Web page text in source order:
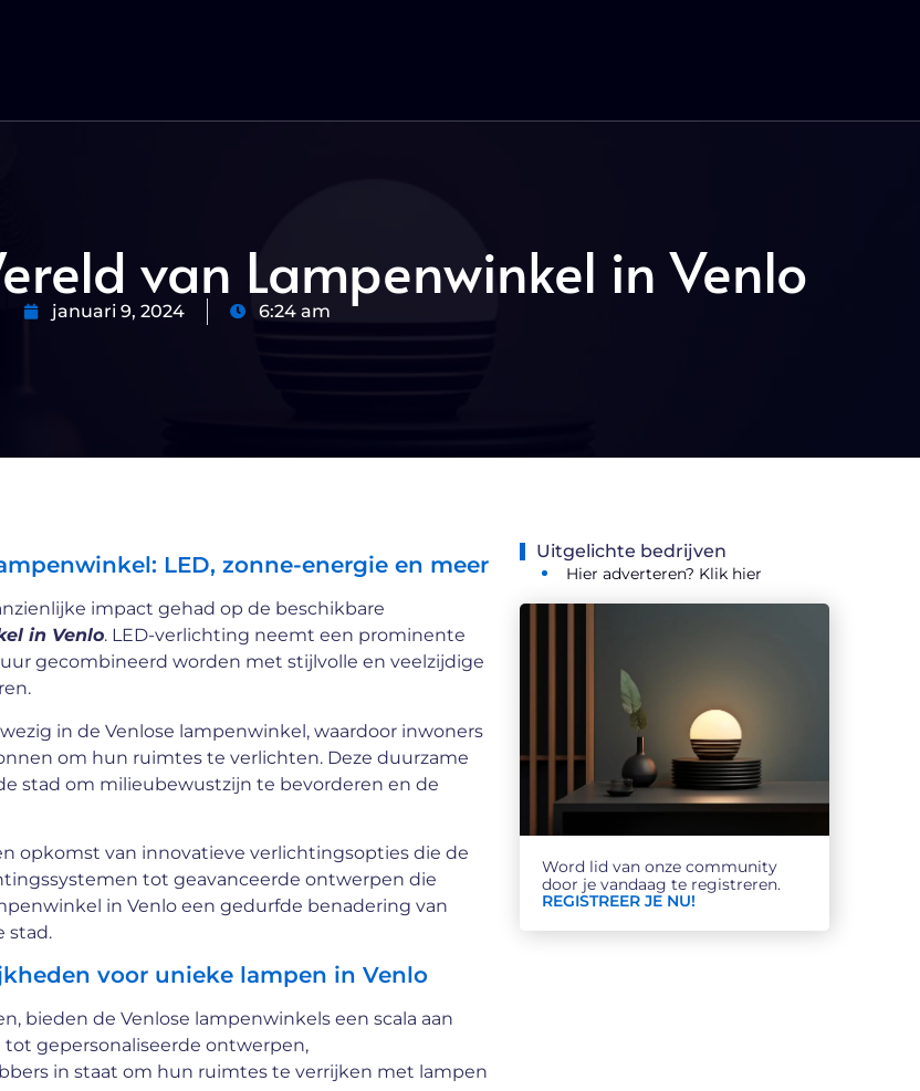
van Lampenwinkel in Venlo
januari 9, 2024 6:24 am
LED, zonne-energie en meer
impact gehad op de beschikbare
in Venlo. LED-verlichting neemt een prominente
gecombineerd worden met stijlvolle en veelzijdige
in de Venlose lampenwinkel, waardoor inwoners
om hun ruimtes te verlichten. Deze duurzame
stad om milieubewustzijn te bevorderen en de
opkomst van innovatieve verlichtingsopties die de
tot geavanceerde ontwerpen die
in Venlo een gedurfde benadering van
stad.
voor unieke lampen in Venlo
bieden de Venlose lampenwinkels een scala aan
gepersonaliseerde ontwerpen,
in staat om hun ruimtes te verrijken met lampen
Uitgelichte bedrijven
Hier adverteren? Klik hier
Word lid van onze community
door je vandaag te registreren.
REGISTREER JE NU!